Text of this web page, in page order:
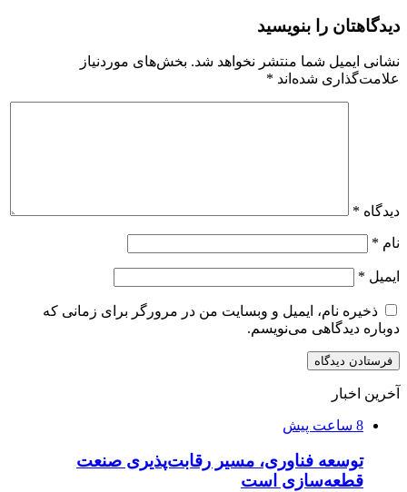
دیدگاهتان را بنویسید
نشانی ایمیل شما منتشر نخواهد شد. بخش‌های موردنیاز
علامت‌گذاری شده‌اند *
دیدگاه *
نام *
ایمیل *
ذخیره نام، ایمیل و وبسایت من در مرورگر برای زمانی که
دوباره دیدگاهی می‌نویسم.
آخرین اخبار
8 ساعت پیش
توسعه فناوری، مسیر رقابت‌پذیری صنعت
قطعه‌سازی است